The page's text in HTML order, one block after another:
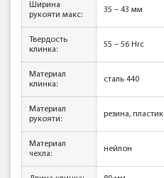
Ширина
рукояти макс:
35 – 43 мм
Твердость
клинка:
55 – 56 Hrc
Материал
клинка:
сталь 440
Материал
рукояти:
резина, пластик
Материал
чехла:
нейлон